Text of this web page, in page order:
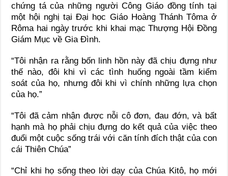
chứng tá của những người Công Giáo đồng tính tại
một hội nghị tại Đại học Giáo Hoàng Thánh Tôma ở
Rôma hai ngày trước khi khai mạc Thượng Hội Đồng
Giám Mục về Gia Đình.
“Tôi nhận ra rằng bốn linh hồn này đã chịu đựng như
thế nào, đôi khi vì các tình huống ngoài tầm kiểm
soát của họ, nhưng đôi khi vì chính những lựa chọn
của họ.”
“Tôi đã cảm nhận được nỗi cô đơn, đau đớn, và bất
hạnh mà họ phải chịu đựng do kết quả của việc theo
đuổi một cuộc sống trái với căn tính đích thật của con
cái Thiên Chúa”
“Chỉ khi họ sống theo lời dạy của Chúa Kitô, họ mới